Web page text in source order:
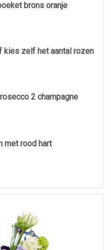
brons oranje
kies zelf het aantal rozen
2 champagne
met rood hart